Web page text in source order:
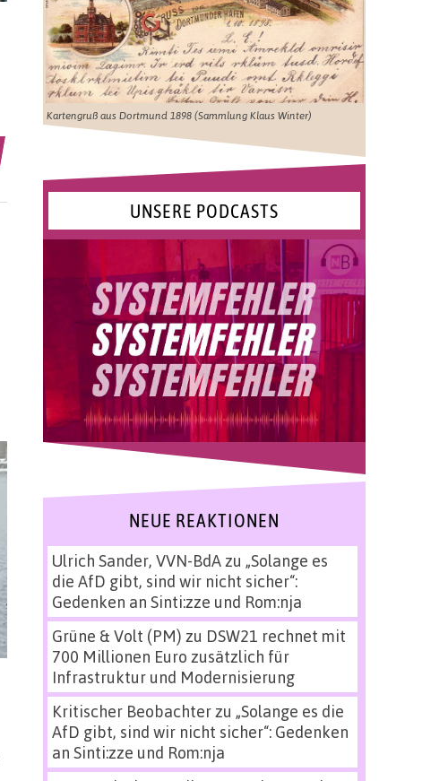
Kartengruß aus Dortmund 1898 (Sammlung Klaus Winter)
UNSERE PODCASTS
NEUE REAKTIONEN
Ulrich Sander, VVN-BdAzu „Solange es
die AfD gibt, sind wir nicht sicher“:
Gedenken an Sinti:zze und Rom:nja
Grüne & Volt (PM) zu DSW21 rechnet mit
700 Millionen Euro zusätzlich für
Infrastruktur und Modernisierung
Kritischer Beobachterzu „Solange es die
AfD gibt, sind wir nicht sicher“: Gedenken
an Sinti:zze und Rom:nja